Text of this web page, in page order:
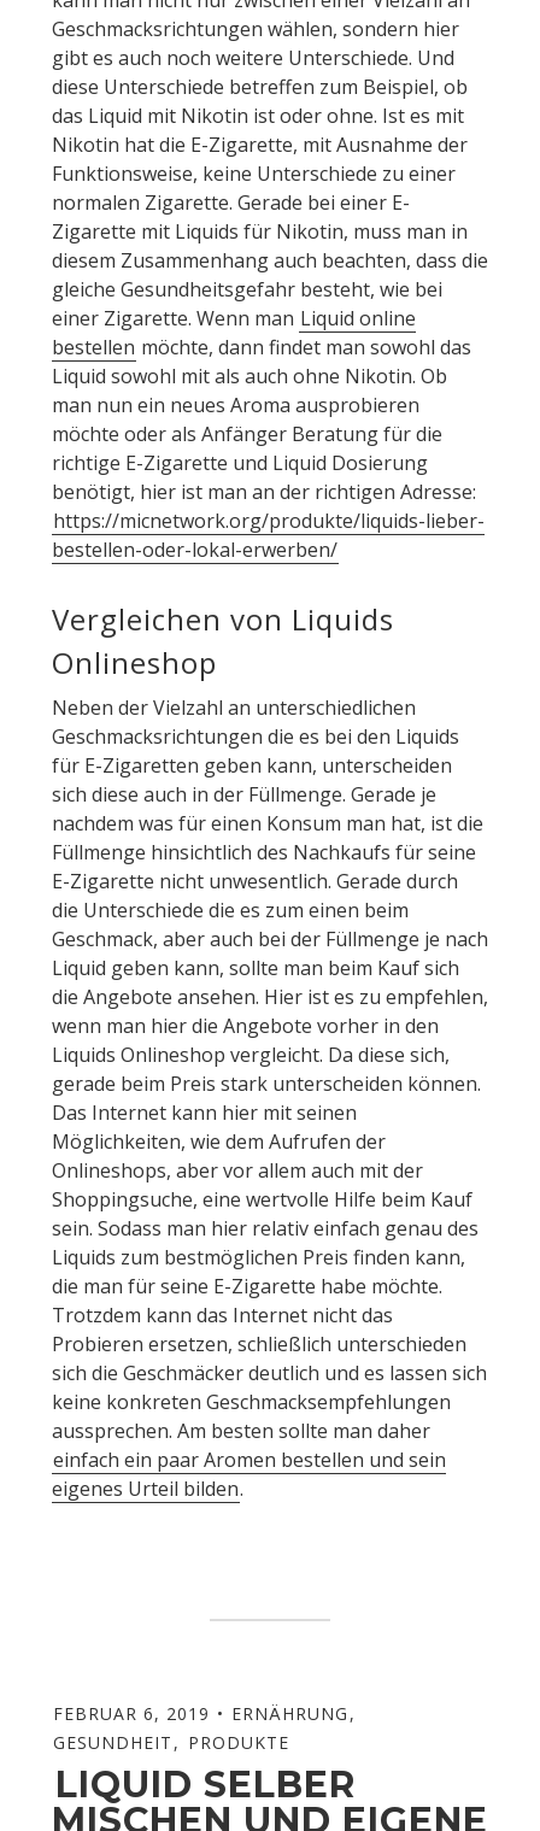
Geschmacksrichtungen wählen, sondern hier
gibt es auch noch weitere Unterschiede. Und
diese Unterschiede betreffen zum Beispiel, ob
das Liquid mit Nikotin ist oder ohne. Ist es mit
Nikotin hat die E-Zigarette, mit Ausnahme der
Funktionsweise, keine Unterschiede zu einer
normalen Zigarette. Gerade bei einer E-
Zigarette mit Liquids für Nikotin, muss man in
diesem Zusammenhang auch beachten, dass die
gleiche Gesundheitsgefahr besteht, wie bei
einer Zigarette. Wenn man Liquid online
bestellen möchte, dann findet man sowohl das
Liquid sowohl mit als auch ohne Nikotin. Ob
man nun ein neues Aroma ausprobieren
möchte oder als Anfänger Beratung für die
richtige E-Zigarette und Liquid Dosierung
benötigt, hier ist man an der richtigen Adresse:
https://micnetwork.org/produkte/liquids-lieber-
bestellen-oder-lokal-erwerben/
Vergleichen von Liquids
Onlineshop
Neben der Vielzahl an unterschiedlichen
Geschmacksrichtungen die es bei den Liquids
für E-Zigaretten geben kann, unterscheiden
sich diese auch in der Füllmenge. Gerade je
nachdem was für einen Konsum man hat, ist die
Füllmenge hinsichtlich des Nachkaufs für seine
E-Zigarette nicht unwesentlich. Gerade durch
die Unterschiede die es zum einen beim
Geschmack, aber auch bei der Füllmenge je nach
Liquid geben kann, sollte man beim Kauf sich
die Angebote ansehen. Hier ist es zu empfehlen,
wenn man hier die Angebote vorher in den
Liquids Onlineshop vergleicht. Da diese sich,
gerade beim Preis stark unterscheiden können.
Das Internet kann hier mit seinen
Möglichkeiten, wie dem Aufrufen der
Onlineshops, aber vor allem auch mit der
Shoppingsuche, eine wertvolle Hilfe beim Kauf
sein. Sodass man hier relativ einfach genau des
Liquids zum bestmöglichen Preis finden kann,
die man für seine E-Zigarette habe möchte.
Trotzdem kann das Internet nicht das
Probieren ersetzen, schließlich unterschieden
sich die Geschmäcker deutlich und es lassen sich
keine konkreten Geschmacksempfehlungen
aussprechen. Am besten sollte man daher
einfach ein paar Aromen bestellen und sein
eigenes Urteil bilden.
FEBRUAR 6, 2019 ERNÄHRUNG ,
GESUNDHEIT , PRODUKTE
LIQUID SELBER
MISCHEN UND EIGENE